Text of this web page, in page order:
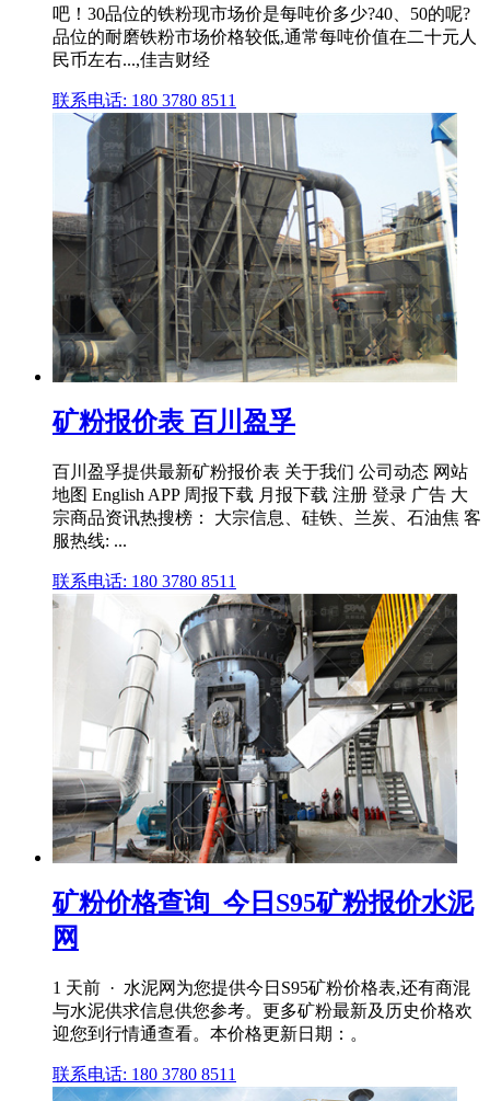
吧！30品位的铁粉现市场价是每吨价多少?40、50的呢?
品位的耐磨铁粉市场价格较低,通常每吨价值在二十元人
民币左右...,佳吉财经
联系电话: 180 3780 8511
矿粉报价表 百川盈孚
百川盈孚提供最新矿粉报价表 关于我们 公司动态 网站
地图 English APP 周报下载 月报下载 注册 登录 广告 大
宗商品资讯热搜榜： 大宗信息、硅铁、兰炭、石油焦 客
服热线: ...
联系电话: 180 3780 8511
矿粉价格查询_今日S95矿粉报价水泥
网
1 天前 · 水泥网为您提供今日S95矿粉价格表,还有商混
与水泥供求信息供您参考。更多矿粉最新及历史价格欢
迎您到行情通查看。本价格更新日期：。
联系电话: 180 3780 8511